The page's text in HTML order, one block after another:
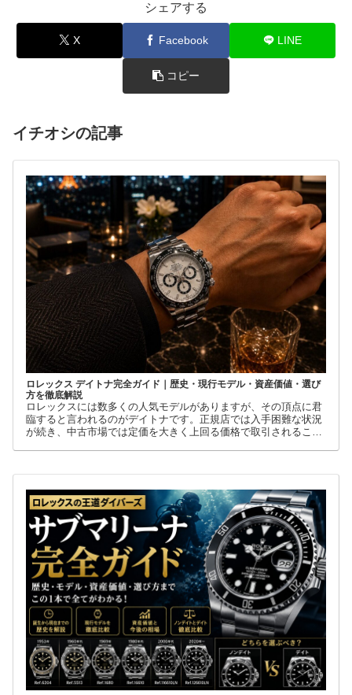
シェアする
X Facebook LINE
コピー
イチオシの記事
ロレックス デイトナ完全ガイド｜歴史・現行モデル・資産価値・選び
方を徹底解説
ロレックスには数多くの人気モデルがありますが、その頂点に君
臨すると言われるのがデイトナです。正規店では入手困難な状況
が続き、中古市場では定価を大きく上回る価格で取引されること